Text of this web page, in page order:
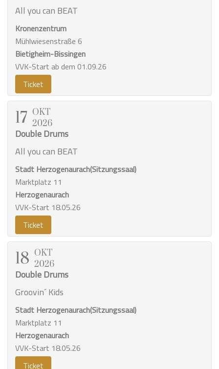
All you can BEAT
Kronenzentrum
Mühlwiesenstraße 6
Bietigheim-Bissingen
VVK-Start ab dem 01.09.26
Ticket
17 OKT
2026
Double Drums
All you can BEAT
Stadt Herzogenaurach(Sitzungssaal)
Marktplatz 11
Herzogenaurach
VVK-Start 18.05.26
Ticket
18 OKT
2026
Double Drums
Groovin´ Kids
Stadt Herzogenaurach(Sitzungssaal)
Marktplatz 11
Herzogenaurach
VVK-Start 18.05.26
Ticket